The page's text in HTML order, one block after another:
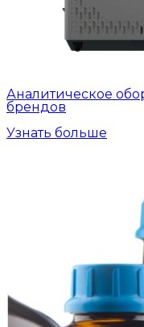
Аналитическое
брендов
Узнать больше